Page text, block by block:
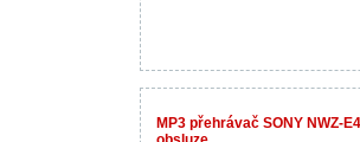
MP3 přehrávač SONY NWZ-